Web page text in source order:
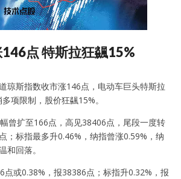
点 特斯拉狂飊15%
琼斯指数收市涨146点，电动车巨头特斯拉
项限制，股价狂飊15%。
曾扩至166点，高见38406点，尾段一度转
；标指最多升0.46%，纳指曾涨0.59%，纳
和回落。
点或0.38%，报38386点；标指升0.32%，报